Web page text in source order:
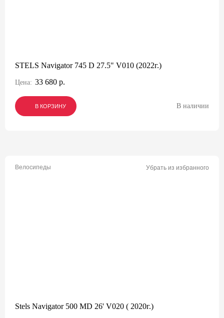
STELS Navigator 745 D 27.5" V010 (2022г.)
Цена: 33 680 р.
В КОРЗИНУ
В КОРЗИНУ
В КОРЗИНУ В наличии
Велосипеды Убрать из избранного
Stels Navigator 500 MD 26' V020 ( 2020г.)